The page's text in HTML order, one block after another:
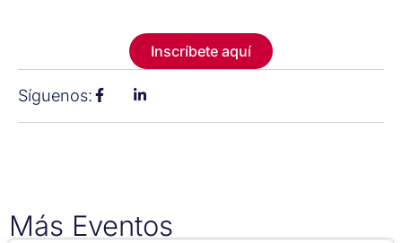
Inscríbete aquí
Síguenos:
Más Eventos